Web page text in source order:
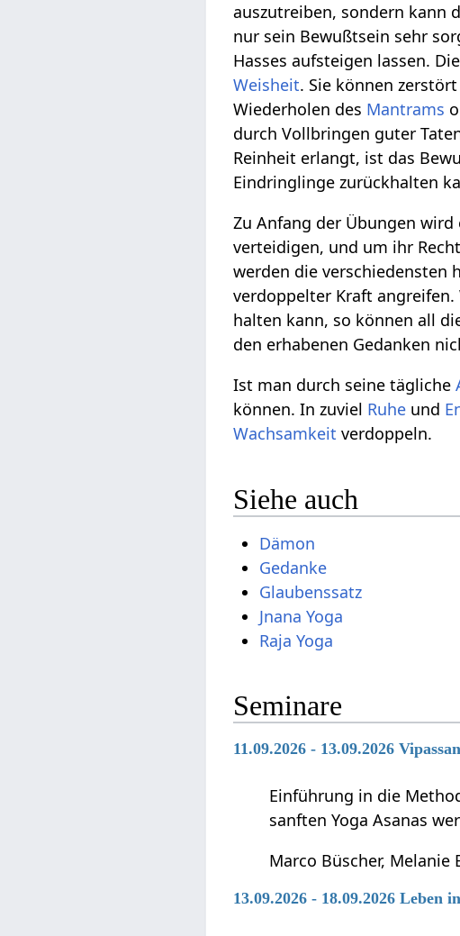
auszutreiben, sondern kann
nur sein Bewußtsein sehr
Hasses aufsteigen lassen.
Weisheit. Sie können
Wiederholen des Mantrams
durch Vollbringen guter
Reinheit erlangt, ist das
Eindringlinge zurückhalten
Zu Anfang der Übungen
verteidigen, und um ihr
werden die verschiedensten
verdoppelter Kraft angreifen.
halten kann, so können all
den erhabenen Gedanken
Ist man durch seine tägliche
können. In zuviel Ruhe und
Wachsamkeit verdoppeln.
Siehe auch
Dämon
Gedanke
Glaubenssatz
Jnana Yoga
Raja Yoga
Seminare
11.09.2026 - 13.09.2026
Einführung in die
sanften Yoga Asanas
Marco Büscher, Melanie
13.09.2026 - 18.09.2026